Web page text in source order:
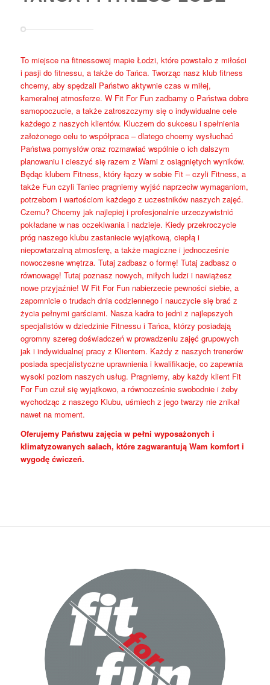
To miejsce na fitnessowej mapie Łodzi, które powstało z miłości
i pasji do fitnessu, a także do Tańca. Tworząc nasz klub fitness
chcemy, aby spędzali Państwo aktywnie czas w miłej,
kameralnej atmosferze. W Fit For Fun zadbamy o Państwa dobre
samopoczucie, a także zatroszczymy się o indywidualne cele
każdego z naszych klientów. Kluczem do sukcesu i spełnienia
założonego celu to współpraca – dlatego chcemy wysłuchać
Państwa pomysłów oraz rozmawiać wspólnie o ich dalszym
planowaniu i cieszyć się razem z Wami z osiągniętych wyników.
Będąc klubem Fitness, który łączy w sobie Fit – czyli Fitness, a
także Fun czyli Taniec pragniemy wyjść naprzeciw wymaganiom,
potrzebom i wartościom każdego z uczestników naszych zajęć.
Czemu? Chcemy jak najlepiej i profesjonalnie urzeczywistnić
pokładane w nas oczekiwania i nadzieje. Kiedy przekroczycie
próg naszego klubu zastaniecie wyjątkową, ciepłą i
niepowtarzalną atmosferę, a także magiczne i jednocześnie
nowoczesne wnętrza. Tutaj zadbasz o formę! Tutaj zadbasz o
równowagę! Tutaj poznasz nowych, miłych ludzi i nawiążesz
nowe przyjaźnie! W Fit For Fun nabierzecie pewności siebie, a
zapomnicie o trudach dnia codziennego i nauczycie się brać z
życia pełnymi garściami. Nasza kadra to jedni z najlepszych
specjalistów w dziedzinie Fitnessu i Tańca, którzy posiadają
ogromny szereg doświadczeń w prowadzeniu zajęć grupowych
jak i indywidualnej pracy z Klientem. Każdy z naszych trenerów
posiada specjalistyczne uprawnienia i kwalifikacje, co zapewnia
wysoki poziom naszych usług. Pragniemy, aby każdy klient Fit
For Fun czuł się wyjątkowo, a równocześnie swobodnie i żeby
wychodząc z naszego Klubu, uśmiech z jego twarzy nie znikał
nawet na moment.
Oferujemy Państwu zajęcia w pełni wyposażonych i
klimatyzowanych salach, które zagwarantują Wam komfort i
wygodę ćwiczeń.